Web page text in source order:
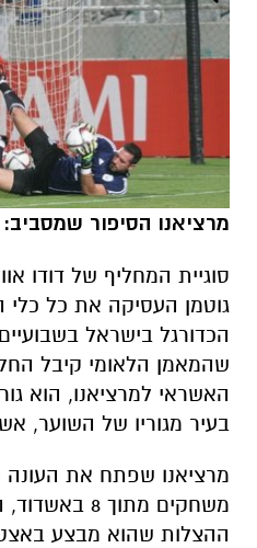
מרציאנו הסיפור שמסביב:
סוגיית המחליף של דודו
גוטמן העסיקה את כל כלי
הכדורגל בישראל
שהמאמן הלאומי קיבל
האשראי למרציאנו, הוא
בעיר מגוריו של השוער,
משחקים מתוך
ההצלות שהוא מבצע